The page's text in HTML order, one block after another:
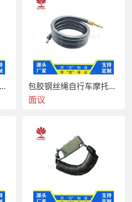
压制不锈钢冲压锁扣密码锁安全绳 包胶钢丝绳自行车摩托车锁具钢丝绳
面议